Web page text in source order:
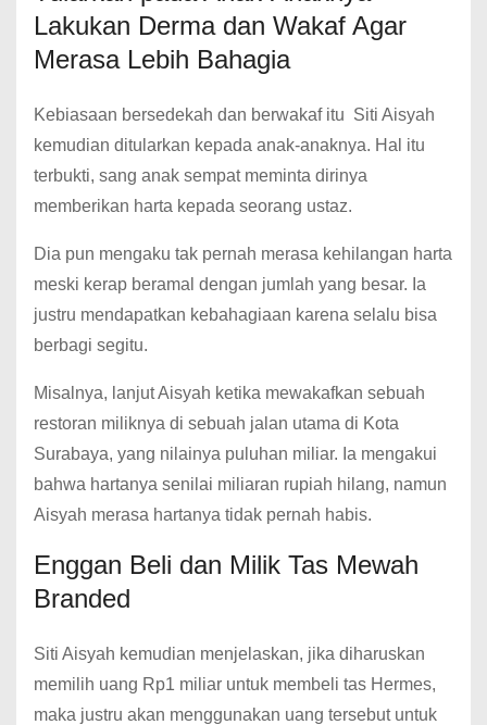
Lakukan Derma dan Wakaf Agar
Merasa Lebih Bahagia
Kebiasaan bersedekah dan berwakaf itu Siti Aisyah
kemudian ditularkan kepada anak-anaknya. Hal itu
terbukti, sang anak sempat meminta dirinya
memberikan harta kepada seorang ustaz.
Dia pun mengaku tak pernah merasa kehilangan harta
meski kerap beramal dengan jumlah yang besar. Ia
justru mendapatkan kebahagiaan karena selalu bisa
berbagi segitu.
Misalnya, lanjut Aisyah ketika mewakafkan sebuah
restoran miliknya di sebuah jalan utama di Kota
Surabaya, yang nilainya puluhan miliar. Ia mengakui
bahwa hartanya senilai miliaran rupiah hilang, namun
Aisyah merasa hartanya tidak pernah habis.
Enggan Beli dan Milik Tas Mewah
Branded
Siti Aisyah kemudian menjelaskan, jika diharuskan
memilih uang Rp1 miliar untuk membeli tas Hermes,
maka justru akan menggunakan uang tersebut untuk